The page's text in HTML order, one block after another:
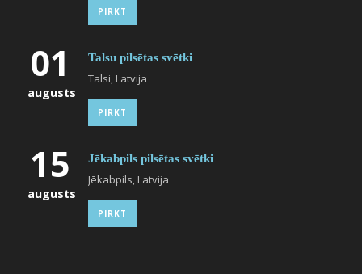
PIRKT
01
augusts
Talsu pilsētas svētki
Talsi, Latvija
PIRKT
15
augusts
Jēkabpils pilsētas svētki
Jēkabpils, Latvija
PIRKT